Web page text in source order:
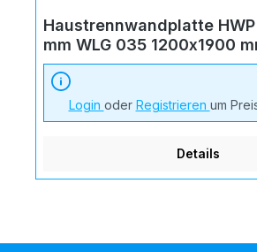
Haustrennwandplatte
mm WLG 035 1200x1900
Login oder Registrieren um
Details